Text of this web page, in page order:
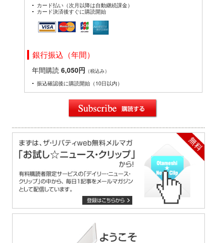
カード払い（次月以降は自動継続課金）
カード決済後すぐに購読開始
銀行振込（年間）
年間購読 6,050円 （税込み）
振込確認後に購読開始（10日以内）